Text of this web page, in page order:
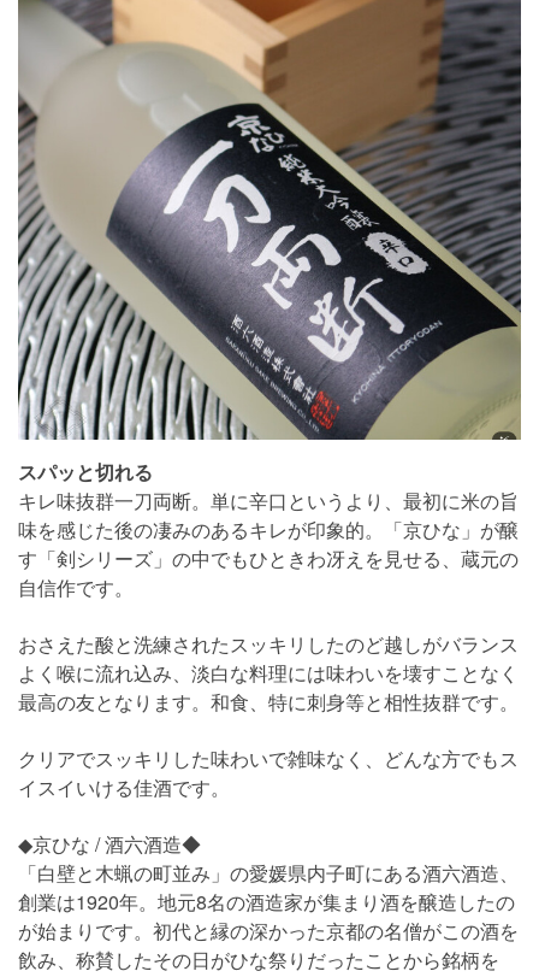
スパッと切れる
キレ味抜群一刀両断。単に辛口というより、最初に米の旨
味を感じた後の凄みのあるキレが印象的。「京ひな」が醸
す「剣シリーズ」の中でもひときわ冴えを見せる、蔵元の
自信作です。
おさえた酸と洗練されたスッキリしたのど越しがバランス
よく喉に流れ込み、淡白な料理には味わいを壊すことなく
最高の友となります。和食、特に刺身等と相性抜群です。
クリアでスッキリした味わいで雑味なく、どんな方でもス
イスイいける佳酒です。
◆京ひな / 酒六酒造◆
「白壁と木蝋の町並み」の愛媛県内子町にある酒六酒造、
創業は1920年。地元8名の酒造家が集まり酒を醸造したの
が始まりです。初代と縁の深かった京都の名僧がこの酒を
飲み、称賛したその日がひな祭りだったことから銘柄を